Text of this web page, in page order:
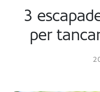
3
per